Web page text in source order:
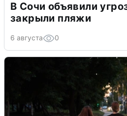
В Сочи объявили
закрыли пляжи
6 августа 0